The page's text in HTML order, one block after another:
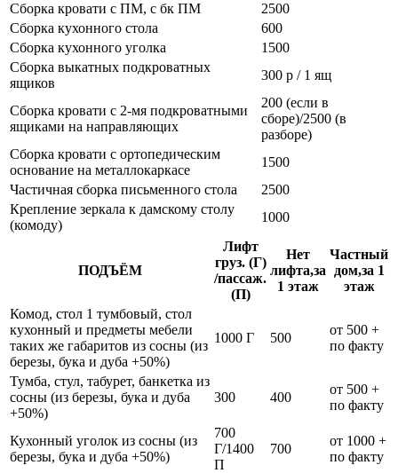
Сборка кровати с ПМ, с бк ПМ
2500
Сборка кухонного стола
600
Сборка кухонного уголка
1500
Сборка выкатных подкроватных
ящиков
300 р / 1 ящ
Сборка кровати с 2-мя подкроватными
ящиками на направляющих
200 (если в
сборе)/2500 (в
разборе)
Сборка кровати с ортопедическим
основание на металлокаркасе
1500
Частичная сборка письменного стола
2500
Крепление зеркала к дамскому столу
(комоду)
1000
ПОДЪЁМ
Лифт
груз. (Г)
/пассаж.
(П)
Нет
лифта,за
1 этаж
Частный
дом,за 1
этаж
Комод, стол 1 тумбовый, стол
кухонный и предметы мебели
таких же габаритов из сосны (из
березы, бука и дуба +50%)
1000 Г 500
от 500 +
по факту
Тумба, стул, табурет, банкетка из
сосны (из березы, бука и дуба
+50%)
300 400
от 500 +
по факту
Кухонный уголок из сосны (из
березы, бука и дуба +50%)
700
Г/1400
П
700
от 1000 +
по факту